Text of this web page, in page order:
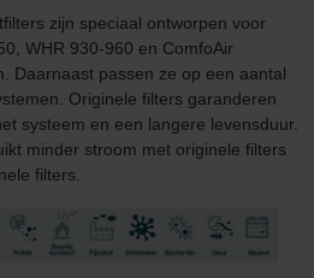
zijn speciaal ontworpen voor
WHR 930-960 en ComfoAir
Daarnaast passen ze op een aantal
Originele filters garanderen
systeem en een langere levensduur.
minder stroom met originele filters
filters.